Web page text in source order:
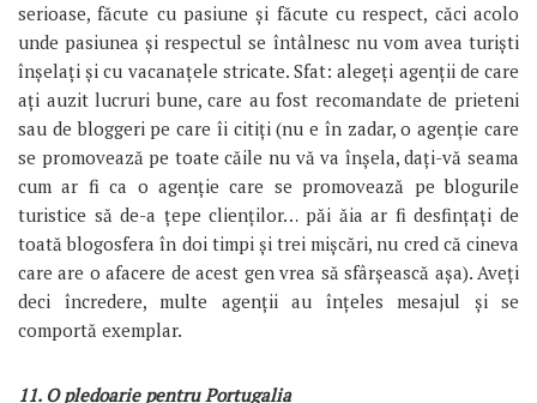
serioase, făcute cu pasiune și făcute cu respect, căci acolo
unde pasiunea și respectul se întâlnesc nu vom avea turiști
înșelați și cu vacanațele stricate. Sfat: alegeți agenții de care
ați auzit lucruri bune, care au fost recomandate de prieteni
sau de bloggeri pe care îi citiți (nu e în zadar, o agenție care
se promovează pe toate căile nu vă va înșela, dați-vă seama
cum ar fi ca o agenție care se promovează pe blogurile
turistice să de-a țepe clienților… păi ăia ar fi desfințați de
toată blogosfera în doi timpi și trei mișcări, nu cred că cineva
care are o afacere de acest gen vrea să sfârșească așa). Aveți
deci încredere, multe agenții au înțeles mesajul și se
comportă exemplar.
11. O pledoarie pentru Portugalia